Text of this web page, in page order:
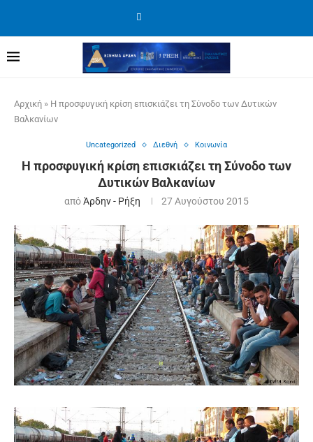
Αρχική » Η προσφυγική κρίση επισκιάζει τη Σύνοδο των Δυτικών
Βαλκανίων
Uncategorized Διεθνή Κοινωνία
Η προσφυγική κρίση επισκιάζει τη Σύνοδο των
Δυτικών Βαλκανίων
απόΆρδην - Ρήξη 27 Αυγούστου 2015